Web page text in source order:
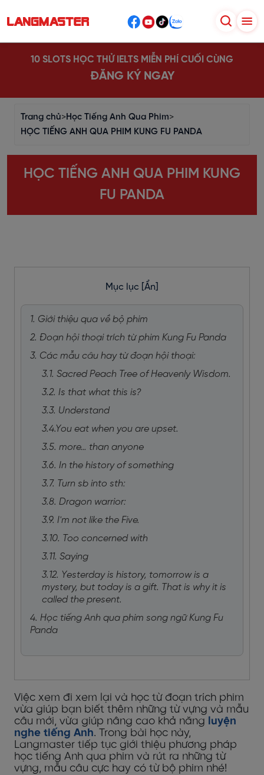
10 SLOTS HỌC THỬ IELTS MIỄN PHÍ CUỐI CÙNG
ĐĂNG KÝ NGAY
Trang chủ>Học Tiếng Anh Qua Phim>
HỌC TIẾNG ANH QUA PHIM KUNG FU PANDA
HỌC TIẾNG ANH QUA PHIM KUNG
FU PANDA
Mục lục [Ẩn]
1. Giới thiệu qua về bộ phim
2. Đoạn hội thoại trích từ phim Kung Fu Panda
3. Các mẫu câu hay từ đoạn hội thoại:
3.1. Sacred Peach Tree of Heavenly Wisdom.
3.2. Is that what this is?
3.3. Understand
3.4.You eat when you are upset.
3.5. more… than anyone
3.6. In the history of something
3.7. Turn sb into sth:
3.8. Dragon warrior:
3.9. I'm not like the Five.
3.10. Too concerned with
3.11. Saying
3.12. Yesterday is history, tomorrow is a
mystery, but today is a gift. That is why it is
called the present.
4. Học tiếng Anh qua phim song ngữ Kung Fu
Panda
Việc xem đi xem lại và học từ đoạn trích phim
vừa giúp bạn biết thêm những từ vựng và mẫu
câu mới, vừa giúp nâng cao khả năng luyện
nghe tiếng Anh. Trong bài học này,
Langmaster tiếp tục giới thiệu phương pháp
học tiếng Anh qua phim và rút ra những từ
vựng, mẫu câu cực hay có từ bộ phim nhé!